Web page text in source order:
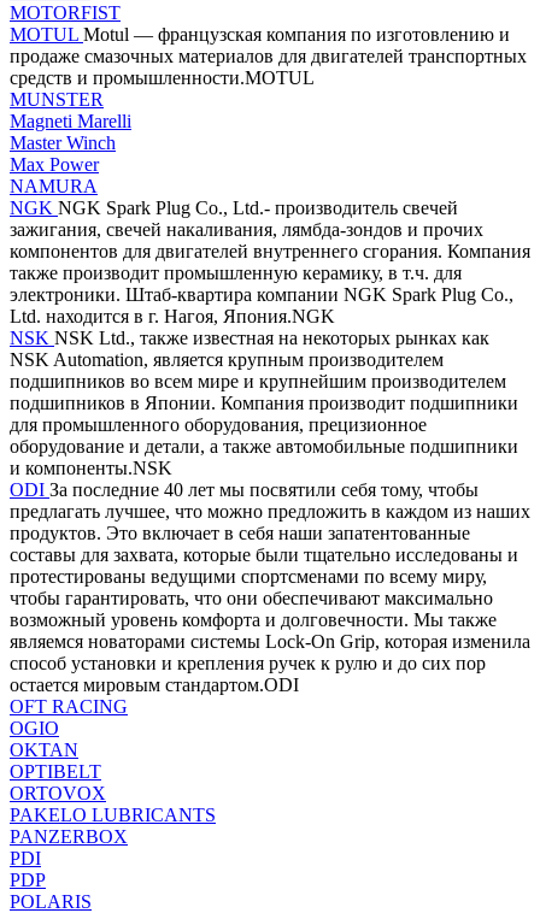
MOTORFIST
MOTUL Motul — французская компания по изготовлению и
продаже смазочных материалов для двигателей транспортных
средств и промышленности.MOTUL
MUNSTER
Magneti Marelli
Master Winch
Max Power
NAMURA
NGK NGK Spark Plug Co., Ltd.- производитель свечей
зажигания, свечей накаливания, лямбда-зондов и прочих
компонентов для двигателей внутреннего сгорания. Компания
также производит промышленную керамику, в т.ч. для
электроники. Штаб-квартира компании NGK Spark Plug Co.,
Ltd. находится в г. Нагоя, Япония.NGK
NSK NSK Ltd., также известная на некоторых рынках как
NSK Automation, является крупным производителем
подшипников во всем мире и крупнейшим производителем
подшипников в Японии. Компания производит подшипники
для промышленного оборудования, прецизионное
оборудование и детали, а также автомобильные подшипники
и компоненты.NSK
ODI За последние 40 лет мы посвятили себя тому, чтобы
предлагать лучшее, что можно предложить в каждом из наших
продуктов. Это включает в себя наши запатентованные
составы для захвата, которые были тщательно исследованы и
протестированы ведущими спортсменами по всему миру,
чтобы гарантировать, что они обеспечивают максимально
возможный уровень комфорта и долговечности. Мы также
являемся новаторами системы Lock-On Grip, которая изменила
способ установки и крепления ручек к рулю и до сих пор
остается мировым стандартом.ODI
OFT RACING
OGIO
OKTAN
OPTIBELT
ORTOVOX
PAKELO LUBRICANTS
PANZERBOX
PDI
PDP
POLARIS